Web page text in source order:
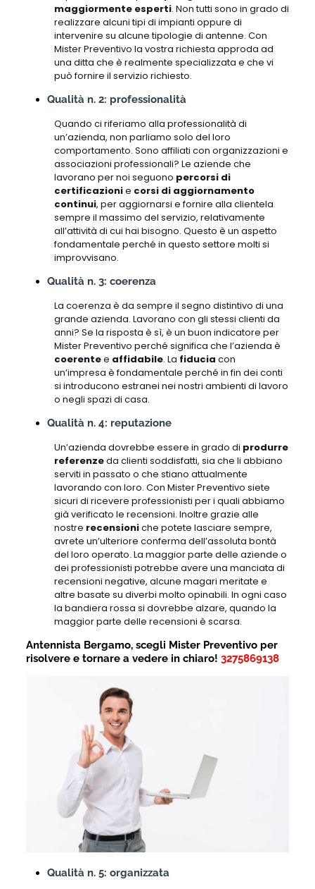
maggiormente esperti. Non tutti sono in grado di
realizzare alcuni tipi di impianti oppure di
intervenire su alcune tipologie di antenne. Con
Mister Preventivo la vostra richiesta approda ad
una ditta che è realmente specializzata e che vi
può fornire il servizio richiesto.
Qualità n. 2: professionalità
Quando ci riferiamo alla professionalità di
un’azienda, non parliamo solo del loro
comportamento. Sono affiliati con organizzazioni e
associazioni professionali? Le aziende che
lavorano per noi seguono percorsi di
certificazionie corsi di aggiornamento
continui, per aggiornarsi e fornire alla clientela
sempre il massimo del servizio, relativamente
all’attività di cui hai bisogno. Questo è un aspetto
fondamentale perché in questo settore molti si
improvvisano.
Qualità n. 3: coerenza
La coerenza è da sempre il segno distintivo di una
grande azienda. Lavorano con gli stessi clienti da
anni? Se la risposta è sì, è un buon indicatore per
Mister Preventivo perché significa che l’azienda è
coerentee affidabile. La fiducia con
un’impresa è fondamentale perché in fin dei conti
si introducono estranei nei nostri ambienti di lavoro
o negli spazi di casa.
Qualità n. 4: reputazione
Un’azienda dovrebbe essere in grado di produrre
referenzeda clienti soddisfatti, sia che li abbiano
serviti in passato o che stiano attualmente
lavorando con loro. Con Mister Preventivo siete
sicuri di ricevere professionisti per i quali abbiamo
già verificato le recensioni. Inoltre grazie alle
nostre recensioniche potete lasciare sempre,
avrete un’ulteriore conferma dell’assoluta bontà
del loro operato. La maggior parte delle aziende o
dei professionisti potrebbe avere una manciata di
recensioni negative, alcune magari meritate e
altre basate su diverbi molto opinabili. In ogni caso
la bandiera rossa si dovrebbe alzare, quando la
maggior parte delle recensioni è scarsa.
Antennista Bergamo, scegli Mister Preventivo per
risolvere e tornare a vedere in chiaro! 3275869138
Qualità n. 5: organizzata